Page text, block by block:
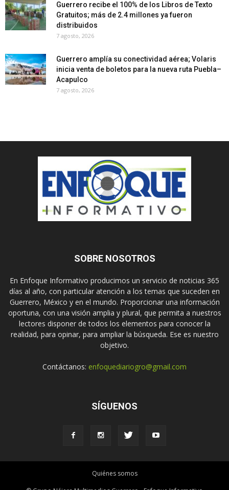
Guerrero recibe el 100% de los Libros de Texto
Gratuitos; más de 2.4 millones ya fueron
distribuidos
7 agosto, 2026
Guerrero amplía su conectividad aérea; Volaris
inicia venta de boletos para la nueva ruta Puebla–
Acapulco
7 agosto, 2026
SOBRE NOSOTROS
En Enfoque Informativo producimos un servicio de noticias 365
días al año, con particular atención a los temas que suceden en
Guerrero, México y en el mundo. Proporcionar una información
oportuna, con una visión amplia y plural, que permita a nuestros
lectores disponer de todos los elementos para conocer la
realidad, para opinar, para ampliar la búsqueda. Ese es nuestro
objetivo.
Contáctanos: enfoquediariogro@gmail.com
SÍGUENOS
Quiénes somos